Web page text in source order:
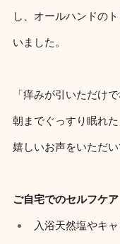
し、オールハンドの
いました。
「痒みが引いただけ
朝までぐっすり眠れた
嬉しいお声をいただい
ご自宅でのセルフケア
入浴天然塩やキ